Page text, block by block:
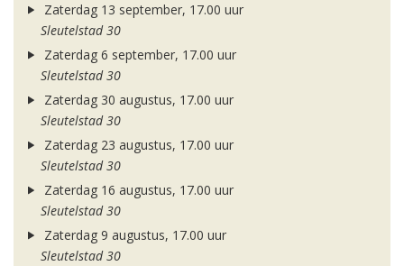
Zaterdag 13 september, 17.00 uur
Sleutelstad 30
Zaterdag 6 september, 17.00 uur
Sleutelstad 30
Zaterdag 30 augustus, 17.00 uur
Sleutelstad 30
Zaterdag 23 augustus, 17.00 uur
Sleutelstad 30
Zaterdag 16 augustus, 17.00 uur
Sleutelstad 30
Zaterdag 9 augustus, 17.00 uur
Sleutelstad 30